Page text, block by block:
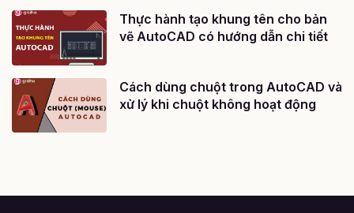
Thực hành tạo khung tên cho bản
vẽ AutoCAD có hướng dẫn chi tiết
Cách dùng chuột trong AutoCAD và
xử lý khi chuột không hoạt động